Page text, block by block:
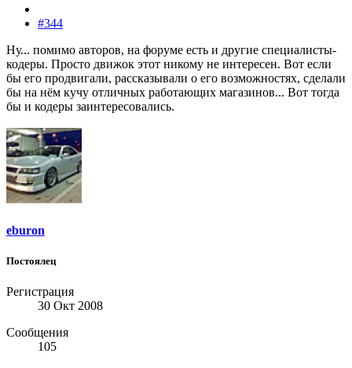
#344
Ну... помимо авторов, на форуме есть и другие специалисты-
кодеры. Просто движок этот никому не интересен. Вот если
бы его продвигали, рассказывали о его возможностях, сделали
бы на нём кучу отличных работающих магазинов... Вот тогда
бы и кодеры заинтересовались.
eburon
Постоялец
Регистрация
30 Окт 2008
Сообщения
105